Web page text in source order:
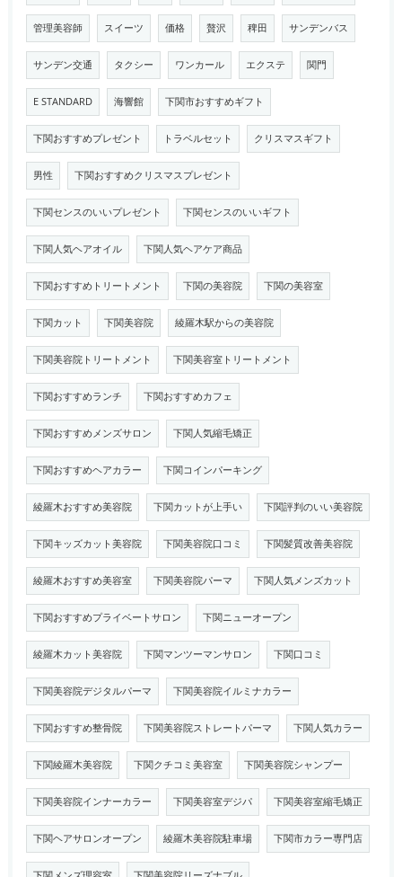
管理美容師 スイーツ 価格 贅沢 稗田 サンデンバス
サンデン交通 タクシー ワンカール エクステ 関門
E STANDARD 海響館 下関市おすすめギフト
下関おすすめプレゼント トラベルセット クリスマスギフト
男性 下関おすすめクリスマスプレゼント
下関センスのいいプレゼント 下関センスのいいギフト
下関人気ヘアオイル 下関人気ヘアケア商品
下関おすすめトリートメント 下関の美容院 下関の美容室
下関カット 下関美容院 綾羅木駅からの美容院
下関美容院トリートメント 下関美容室トリートメント
下関おすすめランチ 下関おすすめカフェ
下関おすすめメンズサロン 下関人気縮毛矯正
下関おすすめヘアカラー 下関コインパーキング
綾羅木おすすめ美容院 下関カットが上手い 下関評判のいい美容院
下関キッズカット美容院 下関美容院口コミ 下関髪質改善美容院
綾羅木おすすめ美容室 下関美容院パーマ 下関人気メンズカット
下関おすすめプライベートサロン 下関ニューオープン
綾羅木カット美容院 下関マンツーマンサロン 下関口コミ
下関美容院デジタルパーマ 下関美容院イルミナカラー
下関おすすめ整骨院 下関美容院ストレートパーマ 下関人気カラー
下関綾羅木美容院 下関クチコミ美容室 下関美容院シャンプー
下関美容院インナーカラー 下関美容室デジパ 下関美容室縮毛矯正
下関ヘアサロンオープン 綾羅木美容院駐車場 下関市カラー専門店